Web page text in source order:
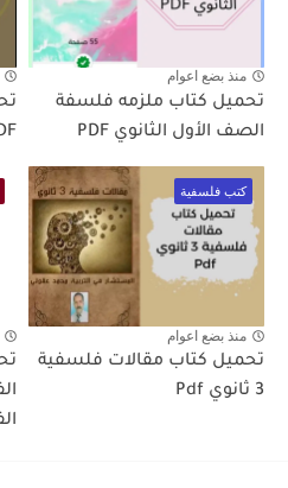
منذ بضع اعوام
تحميل كتاب ملزمه فلسفة
الصف الأول الثانوي PDF
كتب فلسفية
منذ بضع اعوام
تحميل كتاب مقالات فلسفية
3 ثانوي Pdf